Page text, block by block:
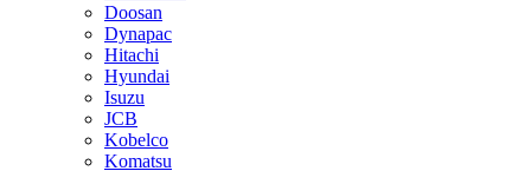
Doosan
Dynapac
Hitachi
Hyundai
Isuzu
JCB
Kobelco
Komatsu